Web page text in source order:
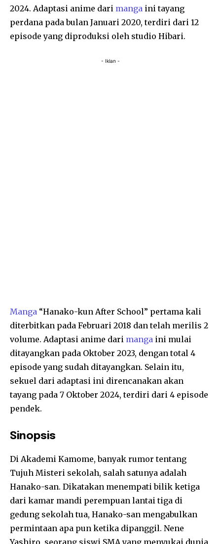
2024. Adaptasi anime dari manga ini tayang
perdana pada bulan Januari 2020, terdiri dari 12
episode yang diproduksi oleh studio Hibari.
- Iklan -
Manga “Hanako-kun After School” pertama kali
diterbitkan pada Februari 2018 dan telah merilis 2
volume. Adaptasi anime dari manga ini mulai
ditayangkan pada Oktober 2023, dengan total 4
episode yang sudah ditayangkan. Selain itu,
sekuel dari adaptasi ini direncanakan akan
tayang pada 7 Oktober 2024, terdiri dari 4 episode
pendek.
Sinopsis
Di Akademi Kamome, banyak rumor tentang
Tujuh Misteri sekolah, salah satunya adalah
Hanako-san. Dikatakan menempati bilik ketiga
dari kamar mandi perempuan lantai tiga di
gedung sekolah tua, Hanako-san mengabulkan
permintaan apa pun ketika dipanggil. Nene
Yashiro, seorang siswi SMA yang menyukai dunia